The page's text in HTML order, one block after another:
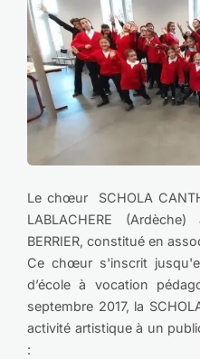
Le chœur SCHOLA
LABLACHERE
BERRIER, constitué en
Ce chœur s'inscrit
d’école à vocation
septembre 2017, la
activité artistique à un
: